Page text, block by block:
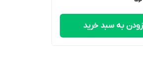
به سبد خرید